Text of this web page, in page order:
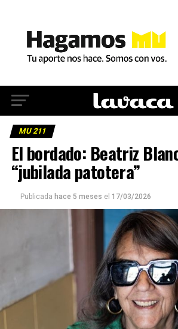
MU 211
El bordado: Beatriz
“jubilada patotera”
Publicada hace 5 meses el 17/03/2026